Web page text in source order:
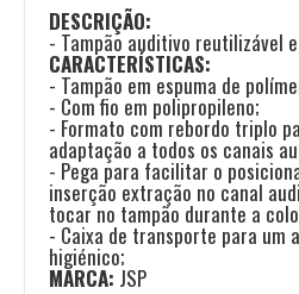
DESCRIÇÃO:
- Tampão auditivo reutilizável
CARACTERÍSTICAS:
- Tampão em espuma de
- Com fio em polipropileno;
- Formato com rebordo triplo
adaptação a todos os canais
- Pega para facilitar o
inserção extração no canal
tocar no tampão durante a
- Caixa de transporte para um
higiénico;
MARCA: JSP